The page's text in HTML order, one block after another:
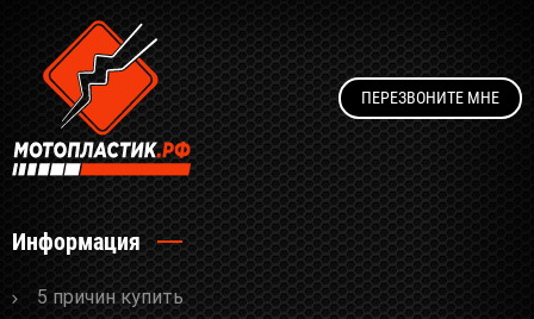
ПЕРЕЗВОНИТЕ МНЕ
Информация
5 причин купить